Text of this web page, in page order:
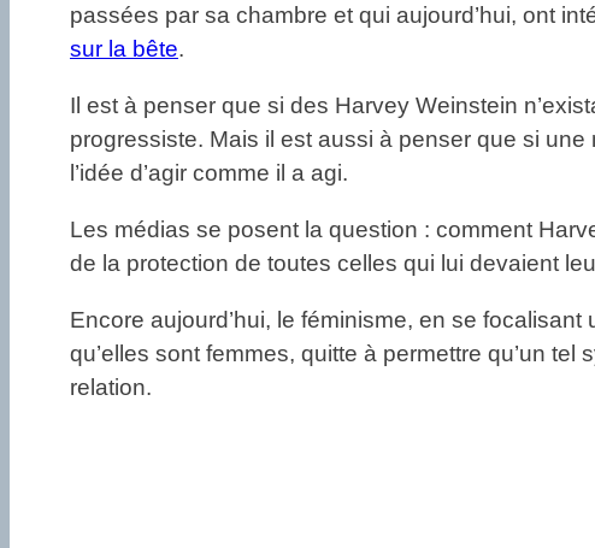
passées par sa chambre et qui aujourd’hui, ont
sur la bête.
Il est à penser que si des Harvey Weinstein
progressiste. Mais il est aussi à penser que si
l’idée d’agir comme il a agi.
Les médias se posent la question : comment
de la protection de toutes celles qui lui devaient
Encore aujourd’hui, le féminisme, en se
qu’elles sont femmes, quitte à permettre qu’un
relation.